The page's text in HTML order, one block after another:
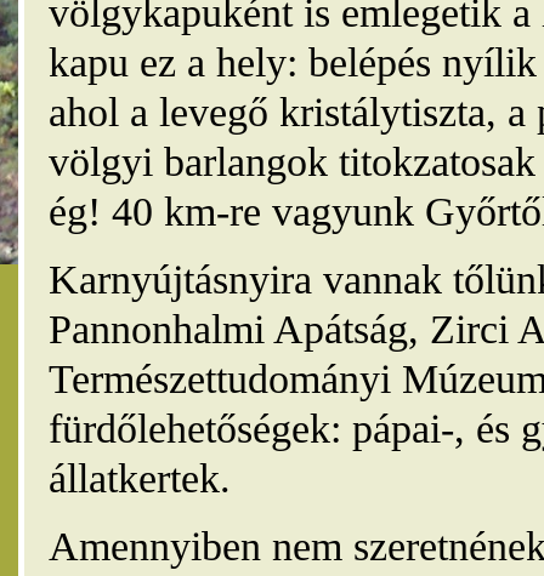
völgykapuként is emlegetik
kapu ez a hely: belépés
ahol a levegő kristálytiszta, a
völgyi barlangok
ég! 40 km-re vagyunk
Karnyújtásnyira vannak
Pannonhalmi Apátság, Zirci
Természettudományi
fürdőlehetőségek: pápai-, és
állatkertek.
Amennyiben nem